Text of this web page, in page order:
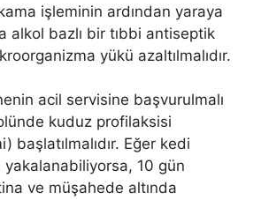
işleminin ardından yaraya
alkol bazlı bir tıbbi antiseptik
yükü azaltılmalıdır.
acil servisine başvurulmalı
kuduz profilaksisi
başlatılmalıdır. Eğer kedi
10 gün
ve müşahede altında